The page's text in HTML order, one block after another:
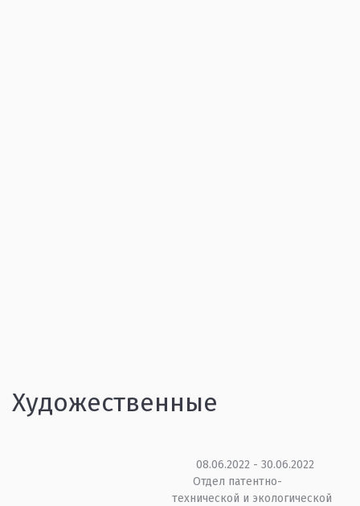
Художественные
08.06.2022 - 30.06.2022
Отдел патентно-
технической и экологической